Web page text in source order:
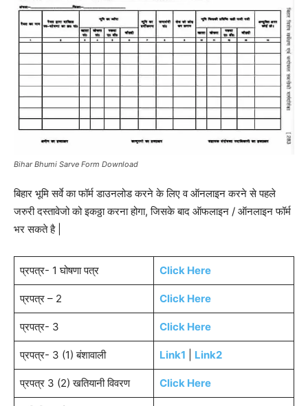
Bihar Bhumi Sarve Form Download
बिहार भूमि सर्वे का फॉर्म डाउनलोड करने के लिए व ऑनलाइन करने से पहले
जरुरी दस्तावेजो को इकठ्ठा करना होगा, जिसके बाद ऑफलाइन / ऑनलाइन फॉर्म
भर सकते है |
प्रपत्र- 1 घोषणा पत्र Click Here
प्रपत्र – 2 Click Here
प्रपत्र- 3 Click Here
प्रपत्र- 3 (1) बंशावाली Link1 Link2
प्रपत्र 3 (2) खतियानी विवरण Click Here